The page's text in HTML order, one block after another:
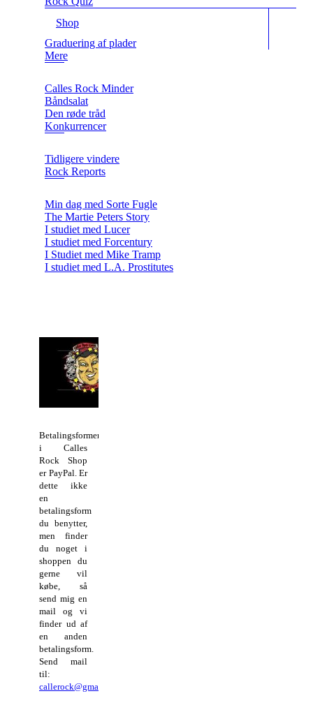
Shop
Graduering af plader
Mere
Calles Rock Minder
Båndsalat
Den røde tråd
Konkurrencer
Tidligere vindere
Rock Reports
Min dag med Sorte Fugle
The Martie Peters Story
I studiet med Lucer
I studiet med Forcentury
I Studiet med Mike Tramp
I studiet med L.A. Prostitutes
Betalingsformen
i Calles
Rock Shop
er PayPal. Er
dette ikke
en
betalingsform
du benytter,
men finder
du noget i
shoppen du
gerne vil
købe, så
send mig en
mail og vi
finder ud af
en anden
betalingsform.
Send mail
til:
callerock@gmail.com